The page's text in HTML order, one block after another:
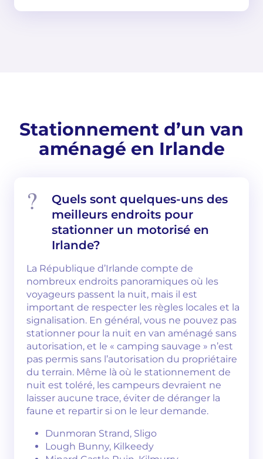
Stationnement d’un van
aménagé en Irlande
Quels sont quelques-uns des
meilleurs endroits pour
stationner un motorisé en
Irlande?
La République d’Irlande compte de
nombreux endroits panoramiques où les
voyageurs passent la nuit, mais il est
important de respecter les règles locales et la
signalisation. En général, vous ne pouvez pas
stationner pour la nuit en van aménagé sans
autorisation, et le « camping sauvage » n’est
pas permis sans l’autorisation du propriétaire
du terrain. Même là où le stationnement de
nuit est toléré, les campeurs devraient ne
laisser aucune trace, éviter de déranger la
faune et repartir si on le leur demande.
Dunmoran Strand, Sligo
Lough Bunny, Kilkeedy